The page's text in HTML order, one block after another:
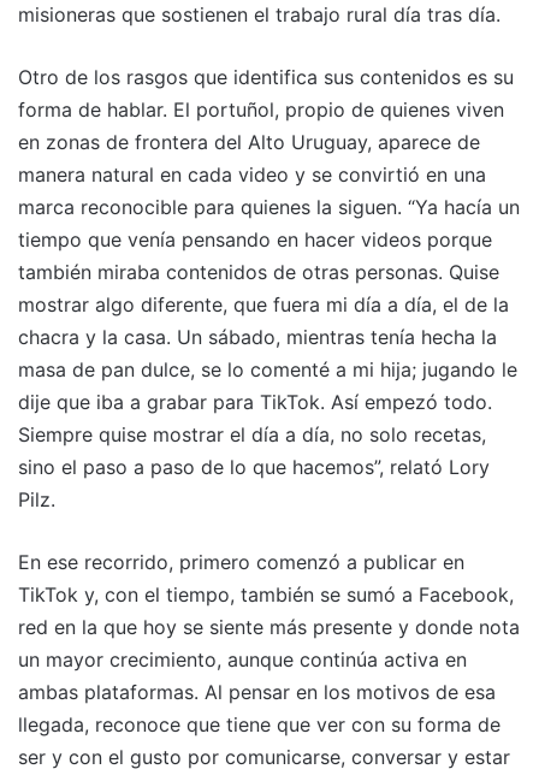
misioneras que sostienen el trabajo rural día tras día.
Otro de los rasgos que identifica sus contenidos es su
forma de hablar. El portuñol, propio de quienes viven
en zonas de frontera del Alto Uruguay, aparece de
manera natural en cada video y se convirtió en una
marca reconocible para quienes la siguen. “Ya hacía un
tiempo que venía pensando en hacer videos porque
también miraba contenidos de otras personas. Quise
mostrar algo diferente, que fuera mi día a día, el de la
chacra y la casa. Un sábado, mientras tenía hecha la
masa de pan dulce, se lo comenté a mi hija; jugando le
dije que iba a grabar para TikTok. Así empezó todo.
Siempre quise mostrar el día a día, no solo recetas,
sino el paso a paso de lo que hacemos”, relató Lory
Pilz.
En ese recorrido, primero comenzó a publicar en
TikTok y, con el tiempo, también se sumó a Facebook,
red en la que hoy se siente más presente y donde nota
un mayor crecimiento, aunque continúa activa en
ambas plataformas. Al pensar en los motivos de esa
llegada, reconoce que tiene que ver con su forma de
ser y con el gusto por comunicarse, conversar y estar